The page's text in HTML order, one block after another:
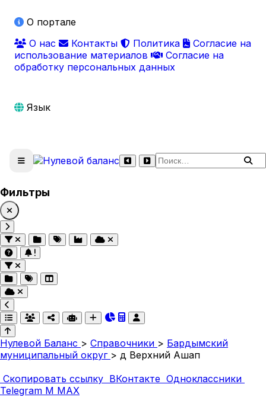
О портале
О нас
Контакты Политика
Согласие на
использование материалов
Согласие на
обработку персональных данных
Язык
Поиск по сайту
Фильтры
Нулевой Баланс > Справочники > Бардымский
муниципальный округ > д Верхний Ашап
Скопировать ссылку ВКонтакте Одноклассники
Telegram M MAX